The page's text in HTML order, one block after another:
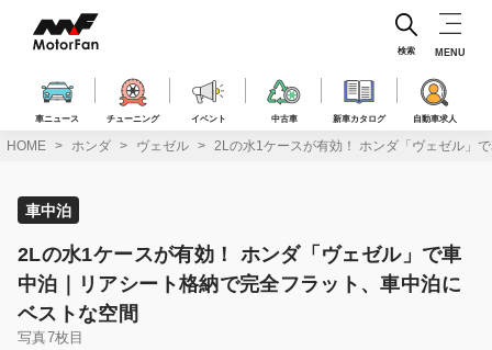
ス
車ニュース チューニング イベント 中古車 新車カタログ 自動車求人
検索 MENU
HOME ホンダ ヴェゼル 2Lの水1ケースが有効！ ホンダ「ヴェゼル」
車中泊
2Lの水1ケースが有効！ ホンダ「ヴェゼル」で車
中泊｜リアシート格納で完全フラット、車中泊に
ベストな空間
写真7枚目